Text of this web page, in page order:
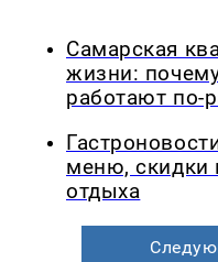
Самарская
жизни:
работают по-
меню, скидки
отдыха